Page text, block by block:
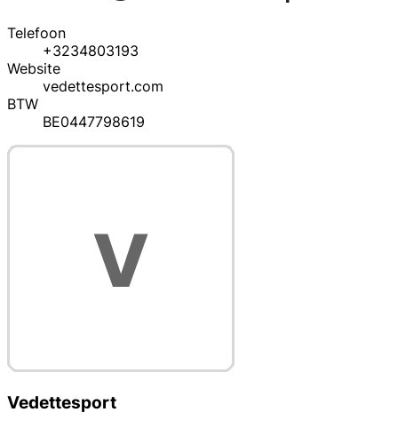
Telefoon
+3234803193
Website
vedettesport.com
BTW
BE0447798619
Vedettesport